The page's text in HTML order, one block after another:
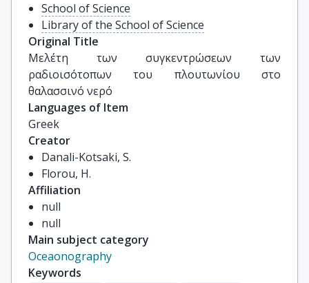
School of Science
Library of the School of Science
Original Title
Μελέτη των συγκεντρώσεων των
ραδιοισότοπων του πλουτωνίου στο
θαλασσινό νερό
Languages of Item
Greek
Creator
Danali-Kotsaki, S.
Florou, H.
Affiliation
null
null
Main subject category
Oceaonography
Keywords